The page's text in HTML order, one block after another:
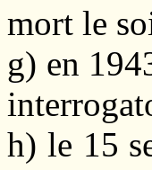
mort le
g) en
h) le 15